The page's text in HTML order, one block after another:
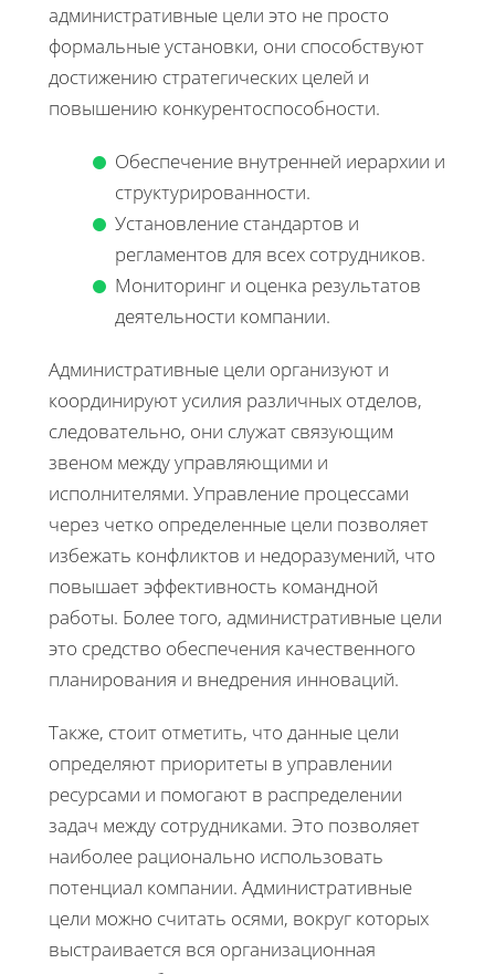
административные цели это не просто
формальные установки, они способствуют
достижению стратегических целей и
повышению конкурентоспособности.
Обеспечение внутренней иерархии и
структурированности.
Установление стандартов и
регламентов для всех сотрудников.
Мониторинг и оценка результатов
деятельности компании.
Административные цели организуют и
координируют усилия различных отделов,
следовательно, они служат связующим
звеном между управляющими и
исполнителями. Управление процессами
через четко определенные цели позволяет
избежать конфликтов и недоразумений, что
повышает эффективность командной
работы. Более того, административные цели
это средство обеспечения качественного
планирования и внедрения инноваций.
Также, стоит отметить, что данные цели
определяют приоритеты в управлении
ресурсами и помогают в распределении
задач между сотрудниками. Это позволяет
наиболее рационально использовать
потенциал компании. Административные
цели можно считать осями, вокруг которых
выстраивается вся организационная